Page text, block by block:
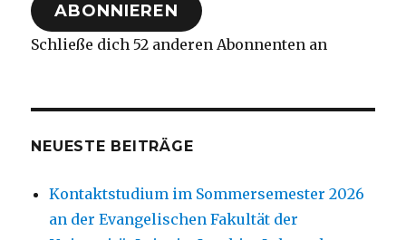
ABONNIEREN
Schließe dich 52 anderen Abonnenten an
NEUESTE BEITRÄGE
Kontaktstudium im Sommersemester 2026
an der Evangelischen Fakultät der